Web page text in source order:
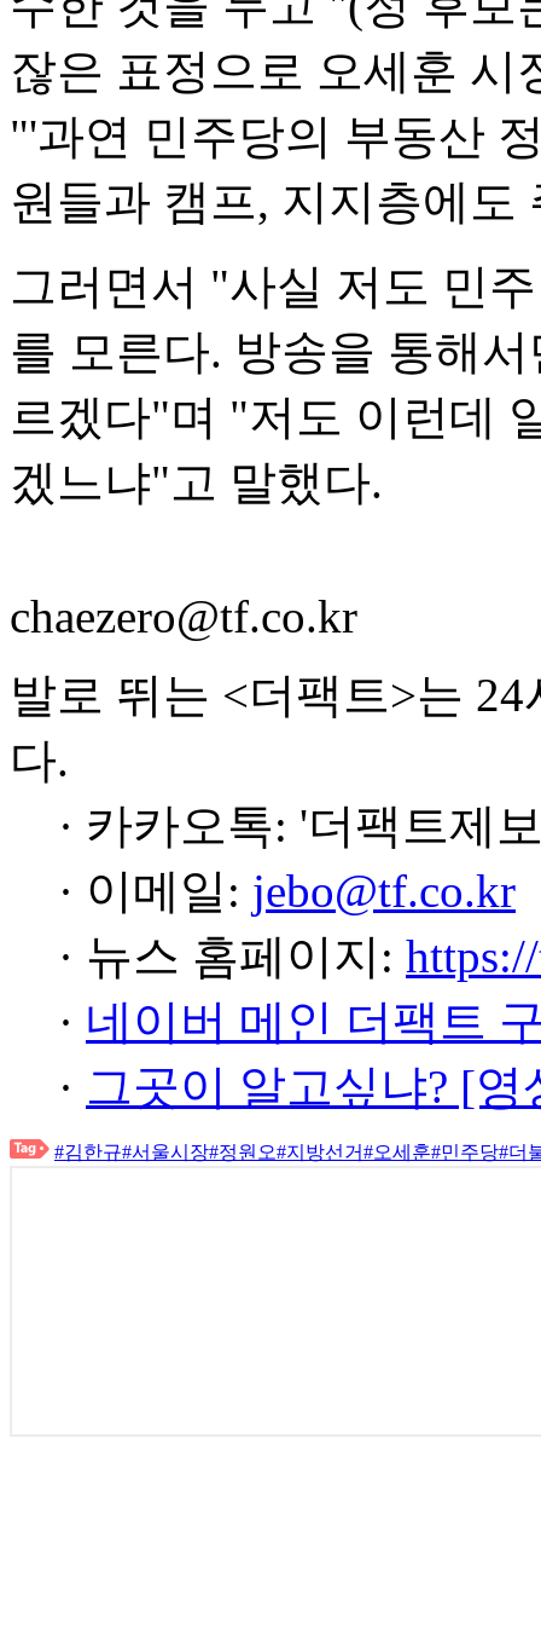
잖은 표정으로 오세훈
"'과연 민주당의 부동산
원들과 캠프, 지지층에
그러면서 "사실 저도 민
를 모른다. 방송을 통해
르겠다"며 "저도 이런데
겠느냐"고 말했다.
chaezero@tf.co.kr
발로 뛰는 <더팩트>는
다.
· 카카오톡: '더팩트제
· 이메일: jebo@tf.co.kr
· 뉴스 홈페이지:
· 네이버 메인 더팩트
· 그곳이 알고싶냐? [
#김한규#서울시장#정원오#지방선거#오세훈#민주당#더